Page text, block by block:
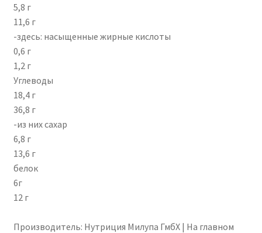
5,8 г
11,6 г
-здесь: насыщенные жирные кислоты
0,6 г
1,2 г
Углеводы
18,4 г
36,8 г
-из них сахар
6,8 г
13,6 г
белок
6г
12 г
Производитель: Нутриция Милупа ГмбХ | На главном